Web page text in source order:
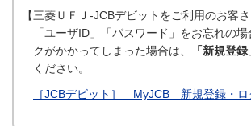
【三菱ＵＦＪ-JCBデビットをご利用のお客さ
「ユーザID」「パスワード」をお忘れの
クがかかってしまった場合は、
「新規登録
ください。
［JCBデビット］ MyJCB 新規登録・ロ